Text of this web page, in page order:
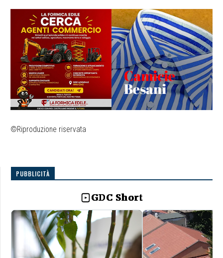
©Riproduzione riservata
PUBBLICITÀ
GDC Short